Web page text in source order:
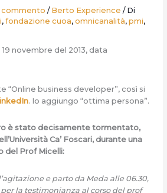
commento / Berto Experience / Di
, fondazione cuoa, omnicanalità, pmi,
novembre del 2013, data
“Online business developer”, così si
. Io aggiungo “ottima persona”.
è stato decisamente tormentato,
Ca’ Foscari, durante una
del Prof Micelli:
e parto da Meda alle 06.30,
la testimonianza al corso del prof